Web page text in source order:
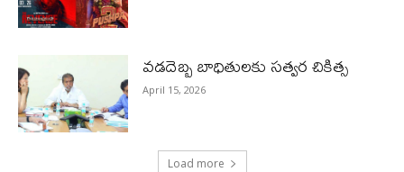
వడదెబ్బ బాధితులకు సత్వర చికిత్స
April 15, 2026
Load more